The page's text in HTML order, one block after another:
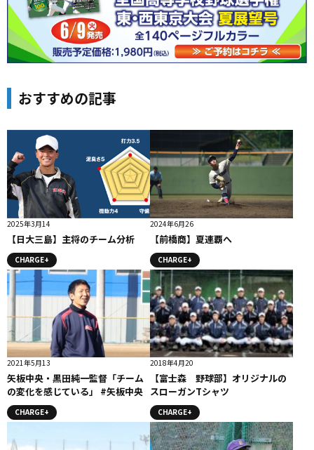
おすすめの記事
2025年3月14
【日大三島】主将のチーム分析
CHARGE+
2024年6月26
【前橋商】夏連覇へ
CHARGE+
2021年5月13
矢板中央・黒田純一監督「チーム
の変化を感じている」 #矢板中央
CHARGE+
2018年4月20
【富士森 野球部】オリジナルの
スローガンTシャツ
CHARGE+